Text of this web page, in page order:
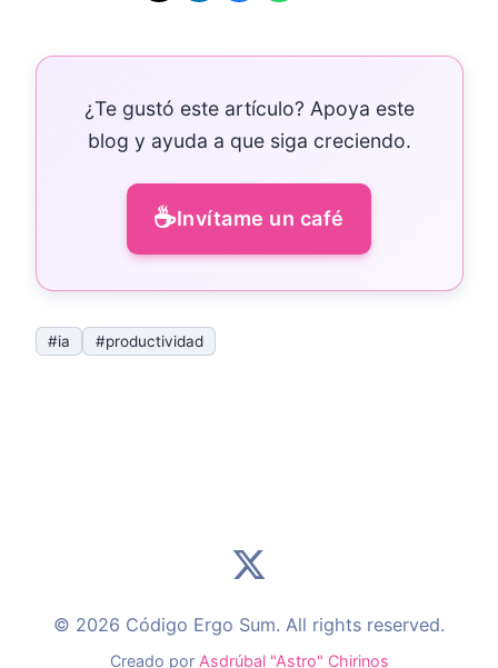
¿Te gustó este artículo? Apoya este
blog y ayuda a que siga creciendo.
☕Invítame un café
#ia #productividad
© 2026 Código Ergo Sum. All rights reserved.
Creado por Asdrúbal "Astro" Chirinos